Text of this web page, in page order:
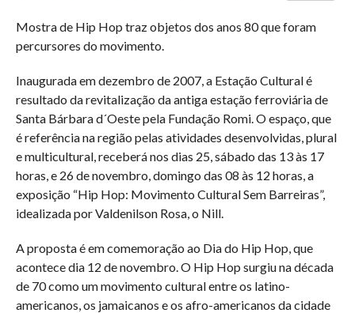
Mostra de Hip Hop traz objetos dos anos 80 que foram
percursores do movimento.
Inaugurada em dezembro de 2007, a Estação Cultural é
resultado da revitalização da antiga estação ferroviária de
Santa Bárbara d´Oeste pela Fundação Romi. O espaço, que
é referência na região pelas atividades desenvolvidas, plural
e multicultural, receberá nos dias 25, sábado das 13 às 17
horas, e 26 de novembro, domingo das 08 às 12 horas, a
exposição “Hip Hop: Movimento Cultural Sem Barreiras”,
idealizada por Valdenilson Rosa, o Nill.
A proposta é em comemoração ao Dia do Hip Hop, que
acontece dia 12 de novembro. O Hip Hop surgiu na década
de 70 como um movimento cultural entre os latino-
americanos, os jamaicanos e os afro-americanos da cidade